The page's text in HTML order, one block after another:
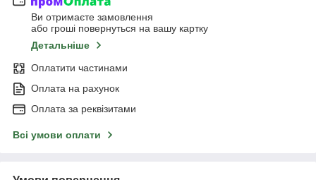
Ви отримаєте замовлення
або гроші повернуться на вашу картку
Детальніше
Оплатити частинами
Оплата на рахунок
Оплата за реквізитами
Всі умови оплати